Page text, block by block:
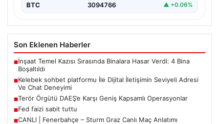
BTC 3094766 ▲ +0.06%
Son Eklenen Haberler
■İnşaat Temel Kazısı Sırasında Binalara Hasar Verdi: 4 Bina
Boşaltıldı
■Kelebek sohbet platformu İle Dijital İletişimin Seviyeli Adresi
Ve Chat Deneyimi
■Terör Örgütü DAEŞ’e Karşı Geniş Kapsamlı Operasyonlar
■Fed faizi sabit tuttu
■CANLI | Fenerbahçe – Sturm Graz Canlı Maç Anlatımı